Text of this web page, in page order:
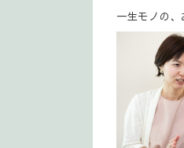
一生モノの、